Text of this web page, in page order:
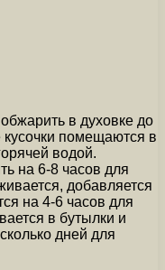
в духовке до
кусочки помещаются в
водой.
на 6-8 часов для
добавляется
на 4-6 часов для
в бутылки и
дней для